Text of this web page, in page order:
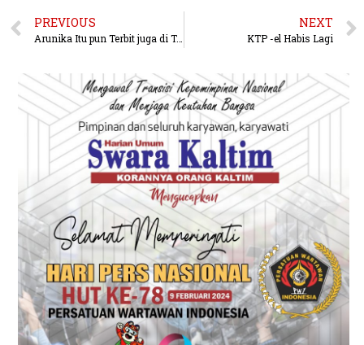
PREVIOUS
Arunika Itu pun Terbit juga di Tanjung Batu IKN
NEXT
KTP -el Habis Lagi